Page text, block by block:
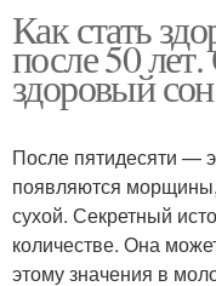
Как стать
после 50
здоровый сон
После пятидесяти —
появляются
сухой. Секретный
количестве. Она
этому значения в